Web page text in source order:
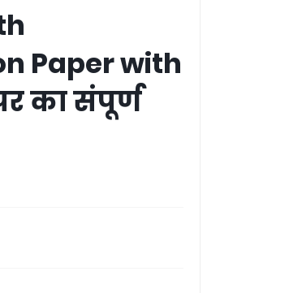
Paper with
का संपूर्ण